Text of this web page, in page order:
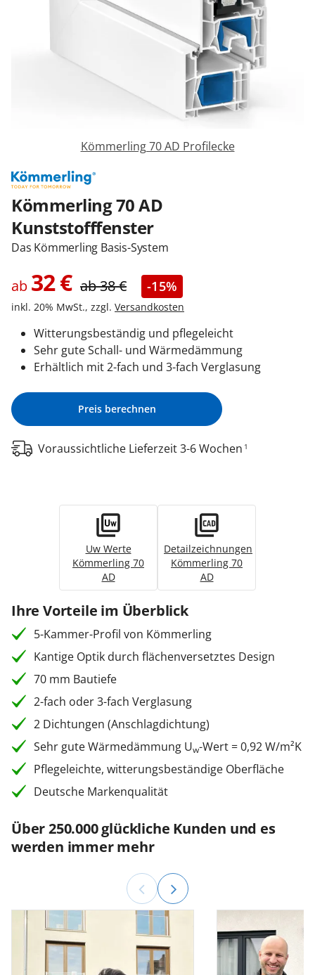
Garagentore
Anmelden / Registrieren
Kontakt / Hilfe
Kömmerling 70 AD Profilecke
Kömmerling 70 AD
Kunststofffenster
Das Kömmerling Basis-System
ab 32€ ab38€ -15%
inkl. 20% MwSt., zzgl. Versandkosten
Witterungsbeständig und pflegeleicht
Sehr gute Schall- und Wärmedämmung
Erhältlich mit 2-fach und 3-fach Verglasung
Preis berechnen
Voraussichtliche Lieferzeit 3-6 Wochen 1
Uw Werte
Kömmerling 70
AD
Detailzeichnungen
Kömmerling 70
AD
Ihre Vorteile im Überblick
5-Kammer-Profil von Kömmerling
Kantige Optik durch flächenversetztes Design
70 mm Bautiefe
2-fach oder 3-fach Verglasung
2 Dichtungen (Anschlagdichtung)
Sehr gute Wärmedämmung Uw-Wert = 0,92 W/m²K
Pflegeleichte, witterungsbeständige Oberfläche
Deutsche Markenqualität
Über 250.000 glückliche Kunden und es
werden immer mehr